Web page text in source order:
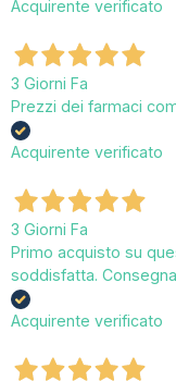
Acquirente verificato
3 Giorni Fa
Prezzi dei farmaci
Acquirente verificato
3 Giorni Fa
Primo acquisto su
soddisfatta.
Acquirente verificato